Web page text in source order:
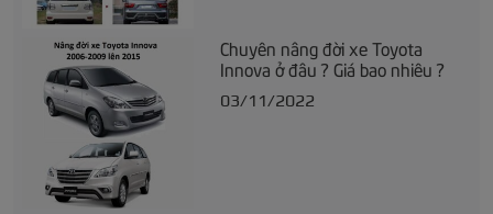
Chuyên nâng đời xe Toyota
Innova ở đâu ? Giá bao nhiêu ?
03/11/2022